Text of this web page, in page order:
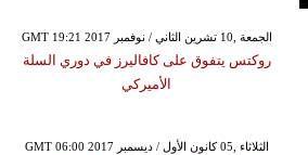
GMT 19:21 2017 الجمعة ,10 تشرين الثاني / نوفمبر
روكتس يتفوق على كافاليرز في دوري السلة
الأميركي
GMT 06:00 2017 الثلاثاء ,05 كانون الأول / ديسمبر